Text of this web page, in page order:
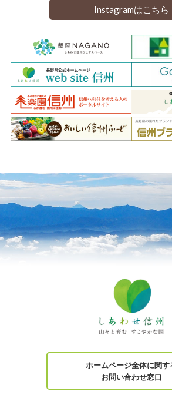
Instagramはこちら
ホームページ全体に関す
お問い合わせ窓口